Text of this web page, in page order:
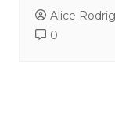
Alice
0